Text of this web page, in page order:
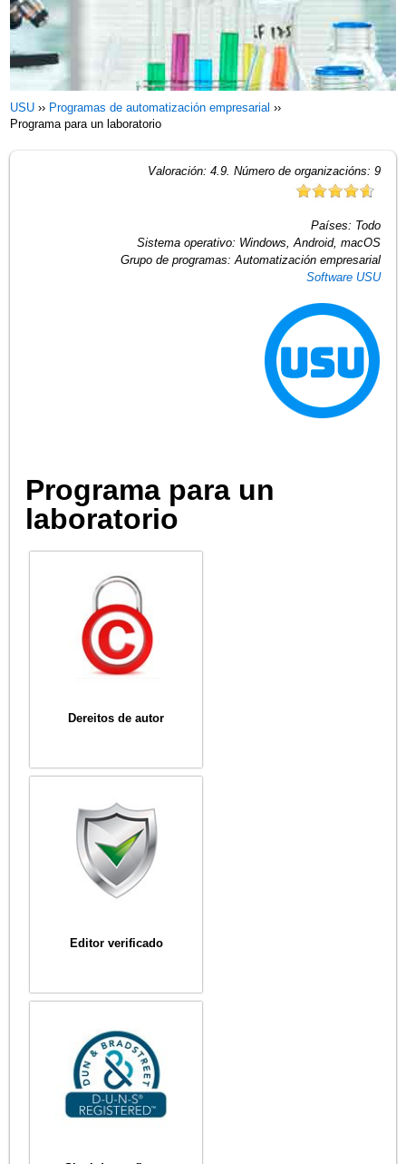
USU ›› Programas de automatización empresarial ››
Programa para un laboratorio
Valoración: 4.9. Número de organizacións: 9
Países: Todo
Sistema operativo: Windows, Android, macOS
Grupo de programas: Automatización empresarial
Software USU
Programa para un
laboratorio
Dereitos de autor
Editor verificado